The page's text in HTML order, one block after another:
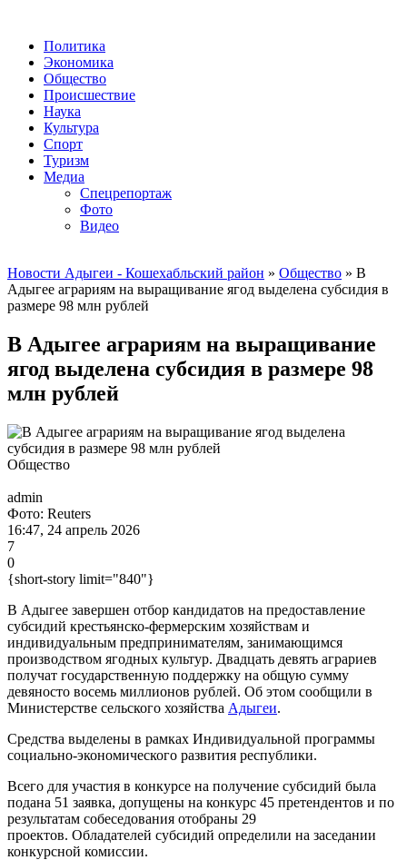
Политика
Экономика
Общество
Происшествие
Наука
Культура
Спорт
Туризм
Медиа
Спецрепортаж
Фото
Видео
Новости Адыгеи - Кошехабльский район » Общество » В
Адыгее аграриям на выращивание ягод выделена субсидия в
размере 98 млн рублей
В Адыгее аграриям на выращивание
ягод выделена субсидия в размере 98
млн рублей
Общество
admin
Фото: Reuters
16:47, 24 апрель 2026
7
0
{short-story limit="840"}
В Адыгее завершен отбор кандидатов на предоставление
субсидий крестьянско-фермерским хозяйствам и
индивидуальным предпринимателям, занимающимся
производством ягодных культур. Двадцать девять аграриев
получат государственную поддержку на общую сумму
девяносто восемь миллионов рублей. Об этом сообщили в
Министерстве сельского хозяйства Адыгеи.
Средства выделены в рамках Индивидуальной программы
социально-экономического развития республики.
Всего для участия в конкурсе на получение субсидий была
подана 51 заявка, допущены на конкурс 45 претендентов и по
результатам собеседования отобраны 29
проектов. Обладателей субсидий определили на заседании
конкурсной комиссии.